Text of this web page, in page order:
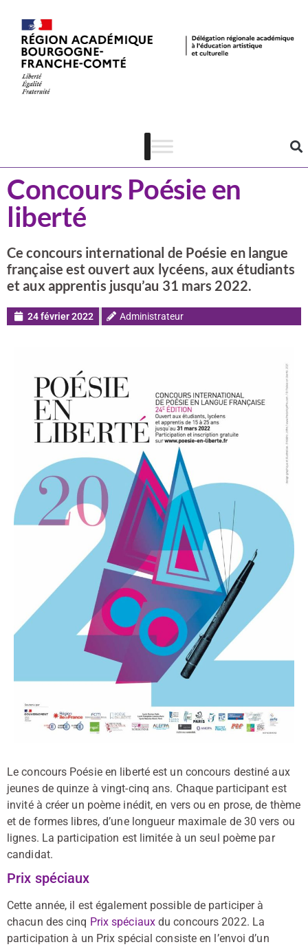
Concours Poésie en
liberté
Ce concours international de Poésie en langue
française est ouvert aux lycéens, aux étudiants
et aux apprentis jusqu’au 31 mars 2022.
24 février 2022 Administrateur
Le concours Poésie en liberté est un concours destiné aux
jeunes de quinze à vingt-cinq ans. Chaque participant est
invité à créer un poème inédit, en vers ou en prose, de thème
et de formes libres, d’une longueur maximale de 30 vers ou
lignes. La participation est limitée à un seul poème par
candidat.
Prix spéciaux
Cette année, il est également possible de participer à
chacun des cinq Prix spéciauxdu concours 2022. La
participation à un Prixspécial consiste en lʼenvoi dʼun